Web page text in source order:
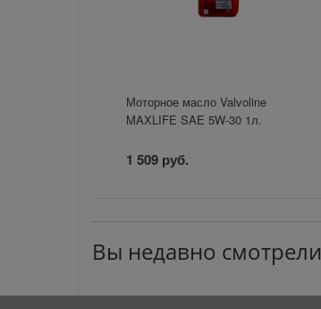
Моторное масло Valvoline
MAXLIFE SAE 5W-30 1л.
1 509 руб.
Вы недавно смотрели